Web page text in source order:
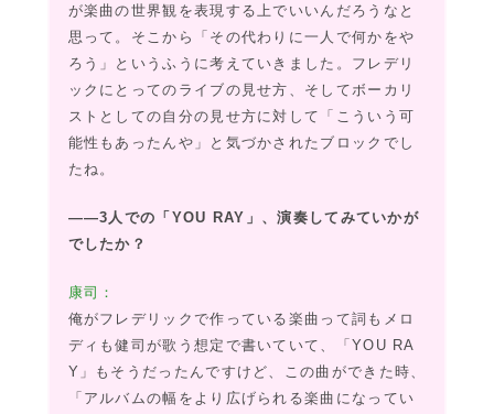
が楽曲の世界観を表現する上でいいんだろうなと
思って。そこから「その代わりに一人で何かをや
ろう」というふうに考えていきました。フレデリ
ックにとってのライブの見せ方、そしてボーカリ
ストとしての自分の見せ方に対して「こういう可
能性もあったんや」と気づかされたブロックでし
たね。
――3人での「YOU RAY」、演奏してみていかが
でしたか？
康司：
俺がフレデリックで作っている楽曲って詞もメロ
ディも健司が歌う想定で書いていて、「YOU RA
Y」もそうだったんですけど、この曲ができた時、
「アルバムの幅をより広げられる楽曲になってい